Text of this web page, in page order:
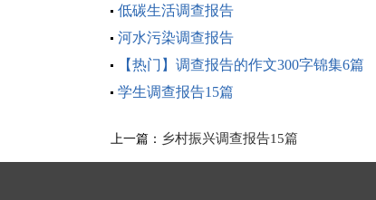
低碳生活调查报告
河水污染调查报告
【热门】调查报告的作文300字锦集6篇
学生调查报告15篇
上一篇： 乡村振兴调查报告15篇